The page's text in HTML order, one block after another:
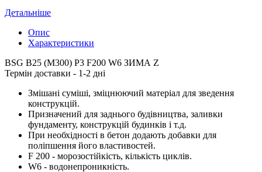
Детальніше
Опис
Характеристики
BSG B25 (M300) P3 F200 W6 ЗИМА Z
Термін доставки - 1-2 дні
Змішані суміші, зміцнюючий матеріал для зведення
конструкцій.
Призначений для заднього будівництва, заливки
фундаменту, конструкцій будинків і т.д.
При необхідності в бетон додають добавки для
поліпшення його властивостей.
F 200 - морозостійкість, кількість циклів.
W6 - водонепроникність.